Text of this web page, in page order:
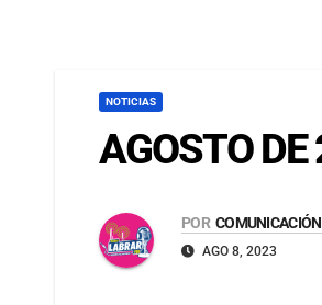
NOTICIAS
AGOSTO
POR
AGO 8, 2023